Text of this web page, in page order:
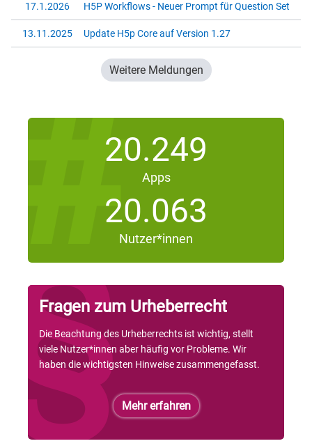
17.1.2026 H5P Workflows - Neuer Prompt für Question Set
13.11.2025 Update H5p Core auf Version 1.27
Weitere Meldungen
20.249
Apps
20.063
Nutzer*innen
Fragen zum Urheberrecht
Die Beachtung des Urheberrechts ist wichtig, stellt
viele Nutzer*innen aber häufig vor Probleme. Wir
haben die wichtigsten Hinweise zusammengefasst.
Mehr erfahren